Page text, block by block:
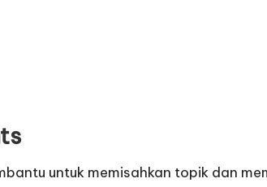
untuk memisahkan topik dan